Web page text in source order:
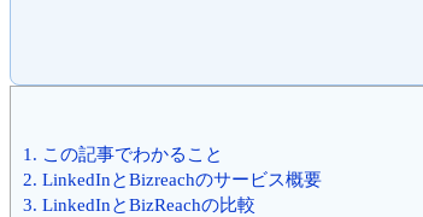
1. この記事でわかること
2. LinkedInとBizreachのサービス概要
3. LinkedInとBizReachの比較